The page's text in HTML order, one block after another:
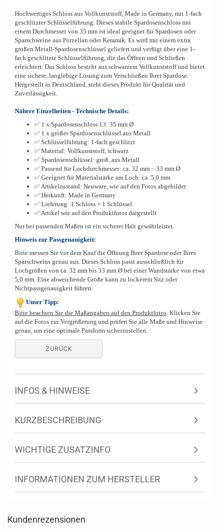
Hochwertiges Schloss aus Vollkunststoff, Made in Germany, mit 1-fach
geschlitzter Schlüsselführung. Dieses stabile Spardosenschloss mit
einem Durchmesser von 35 mm ist ideal geeignet für Spardosen oder
Sparschweine aus Porzellan oder Keramik. Es wird mit einem extra
großen Metall-Spardosenschlüssel geliefert und verfügt über eine 1-
fach geschlitzte Schlüsselführung, die das Öffnen und Schließen
erleichtert. Das Schloss besteht aus schwarzem Vollkunststoff und bietet
eine sichere, langlebige Lösung zum Verschließen Ihrer Spardose.
Hergestellt in Deutschland, steht dieses Produkt für Qualität und
Zuverlässigkeit.
Nähere Einzelheiten - Technische Details:
✅ 1 x Spardosenschloss 13: 35 mm Ø
✅ 1 x großer Spardosenschlüssel aus Metall
✅ Schlüsselführung: 1-fach geschlitzt
✅ Material: Vollkunststoff, schwarz
✅ Spardosenschlüssel: groß, aus Metall
✅ Passend für Lochdurchmesser: ca. 32 mm – 33 mm Ø
✅ Geeignet für Materialstärke am Loch: ca. 5,0 mm
✅ Artikelzustand: Neuware, wie auf den Fotos abgebildet
✅ Herkunft: Made in Germany
✅ Lieferung: 1 Schloss + 1 Schlüssel
✅ Artikel wie auf den Produktfotos dargestellt
Nur bei passenden Maßen ist ein sicherer Halt gewährleistet.
Hinweis zur Passgenauigkeit:
Bitte messen Sie vor dem Kauf die Öffnung Ihrer Spardose oder Ihres
Sparschweins genau aus. Dieses Schloss passt ausschließlich für
Lochgrößen von ca. 32 mm bis 33 mm Ø bei einer Wandstärke von etwa
5,0 mm. Eine abweichende Größe kann zu lockerem Sitz oder
Nichtpassgenauigkeit führen.
Unser Tipp:
Bitte beachten Sie die Maßangaben auf den Produktfotos. Klicken Sie
auf die Fotos zur Vergrößerung und prüfen Sie alle Maße und Hinweise
genau, um eine optimale Passform sicherzustellen.
ZURÜCK
INFOS & HINWEISE
KURZBESCHREIBUNG
WICHTIGE ZUSATZINFO
INFORMATIONEN ZUM HERSTELLER
Kundenrezensionen